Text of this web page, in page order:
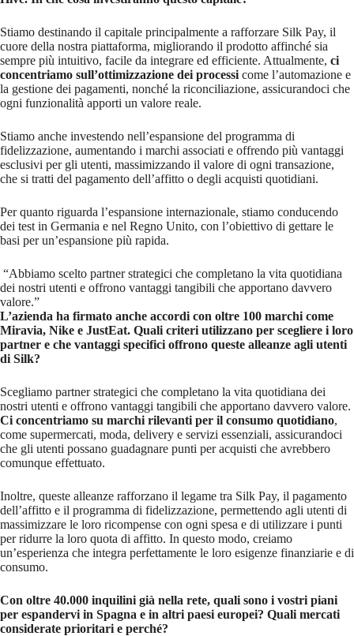
Stiamo destinando il capitale principalmente a rafforzare Silk Pay, il
cuore della nostra piattaforma, migliorando il prodotto affinché sia
sempre più intuitivo, facile da integrare ed efficiente. Attualmente, ci
concentriamo sull’ottimizzazione dei processi come l’automazione e
la gestione dei pagamenti, nonché la riconciliazione, assicurandoci che
ogni funzionalità apporti un valore reale.
Stiamo anche investendo nell’espansione del programma di
fidelizzazione, aumentando i marchi associati e offrendo più vantaggi
esclusivi per gli utenti, massimizzando il valore di ogni transazione,
che si tratti del pagamento dell’affitto o degli acquisti quotidiani.
Per quanto riguarda l’espansione internazionale, stiamo conducendo
dei test in Germania e nel Regno Unito, con l’obiettivo di gettare le
basi per un’espansione più rapida.
“Abbiamo scelto partner strategici che completano la vita quotidiana
dei nostri utenti e offrono vantaggi tangibili che apportano davvero
valore.”
L’azienda ha firmato anche accordi con oltre 100 marchi come
Miravia, Nike e JustEat. Quali criteri utilizzano per scegliere i loro
partner e che vantaggi specifici offrono queste alleanze agli utenti
di Silk?
Scegliamo partner strategici che completano la vita quotidiana dei
nostri utenti e offrono vantaggi tangibili che apportano davvero valore.
Ci concentriamo su marchi rilevanti per il consumo quotidiano,
come supermercati, moda, delivery e servizi essenziali, assicurandoci
che gli utenti possano guadagnare punti per acquisti che avrebbero
comunque effettuato.
Inoltre, queste alleanze rafforzano il legame tra Silk Pay, il pagamento
dell’affitto e il programma di fidelizzazione, permettendo agli utenti di
massimizzare le loro ricompense con ogni spesa e di utilizzare i punti
per ridurre la loro quota di affitto. In questo modo, creiamo
un’esperienza che integra perfettamente le loro esigenze finanziarie e di
consumo.
Con oltre 40.000 inquilini già nella rete, quali sono i vostri piani
per espandervi in Spagna e in altri paesi europei? Quali mercati
considerate prioritari e perché?